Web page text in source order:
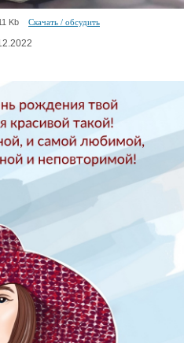
Kb Скачать / обсудить